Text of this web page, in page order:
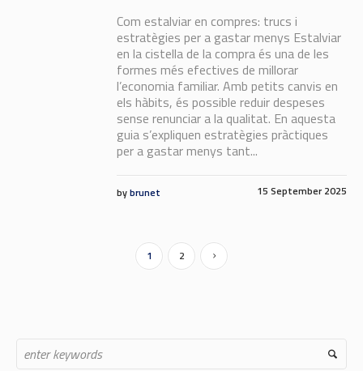
Com estalviar en compres: trucs i
estratègies per a gastar menys Estalviar
en la cistella de la compra és una de les
formes més efectives de millorar
l’economia familiar. Amb petits canvis en
els hàbits, és possible reduir despeses
sense renunciar a la qualitat. En aquesta
guia s’expliquen estratègies pràctiques
per a gastar menys tant...
15 September 2025
bybrunet
1 2